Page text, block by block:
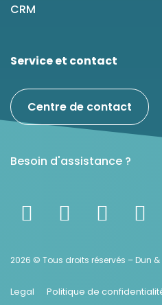
CRM
Service et contact
Centre de contact
Besoin d'assistance ?
2026 © Tous droits réservés – Dun
Legal Politique de